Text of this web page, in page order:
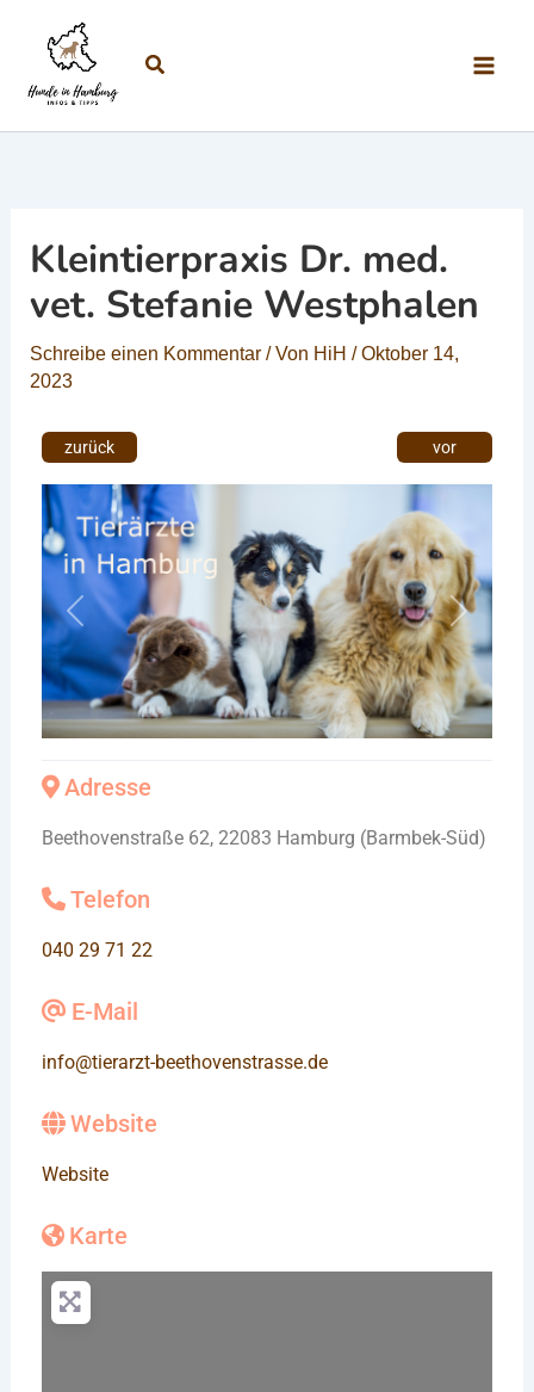
Suchen
Kleintierpraxis Dr. med.
vet. Stefanie Westphalen
Schreibe einen Kommentar / Von HiH /Oktober 14,
2023
Vorheriges
Adresse
Beethovenstraße 62, 22083 Hamburg (Barmbek-Süd)
Telefon
040 29 71 22
E-Mail
info@tierarzt-beethovenstrasse.de
Website
Website
Karte